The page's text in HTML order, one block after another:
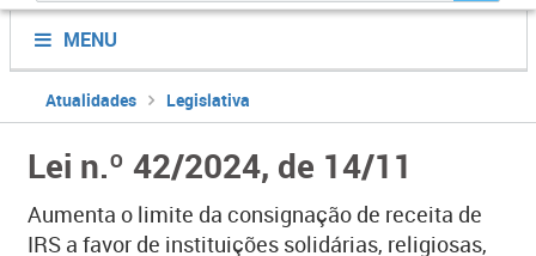
MENU
Atualidades Legislativa
Lei n.º 42/2024, de 14/11
Aumenta o limite da consignação de receita de
IRS a favor de instituições solidárias, religiosas,